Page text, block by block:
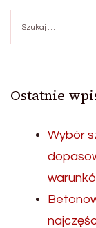
Ostatnie
Wybór